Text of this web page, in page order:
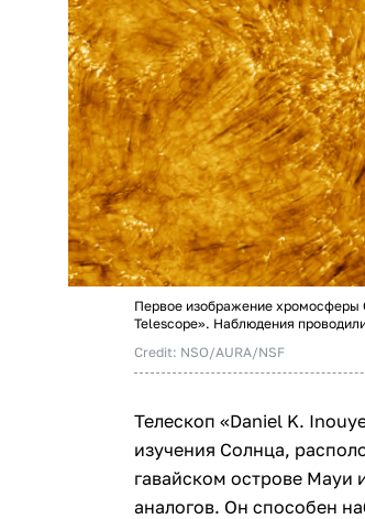
Первое изображение хромосферы
Telescope». Наблюдения
Credit: NSO/AURA/NSF
Телескоп «Daniel K.
изучения Солнца,
гавайском острове
аналогов. Он способен